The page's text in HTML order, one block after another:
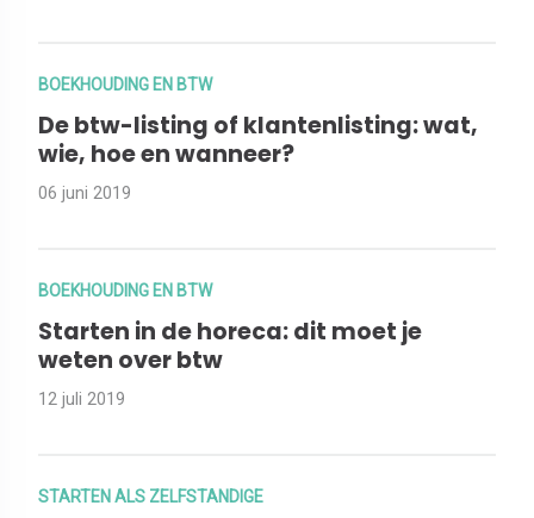
BOEKHOUDING EN BTW
De btw-listing of klantenlisting: wat,
wie, hoe en wanneer?
06 juni 2019
BOEKHOUDING EN BTW
Starten in de horeca: dit moet je
weten over btw
12 juli 2019
STARTEN ALS ZELFSTANDIGE